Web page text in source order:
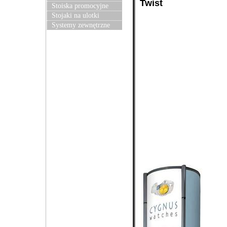
Stoiska promocyjne
Stojaki na ulotki
Systemy zewnętrzne
Twist